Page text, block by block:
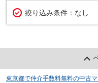
絞り込み条件： なし
東京都で仲介手数料無料の中古